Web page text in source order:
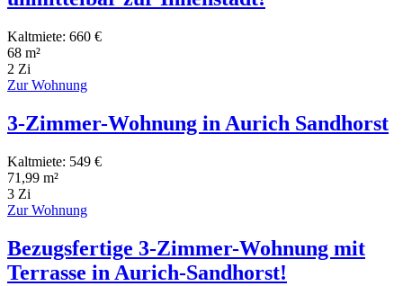
Kaltmiete: 660 €
68 m²
2 Zi
Zur Wohnung
3-Zimmer-Wohnung in Aurich Sandhorst
Kaltmiete: 549 €
71,99 m²
3 Zi
Zur Wohnung
Bezugsfertige 3-Zimmer-Wohnung mit
Terrasse in Aurich-Sandhorst!